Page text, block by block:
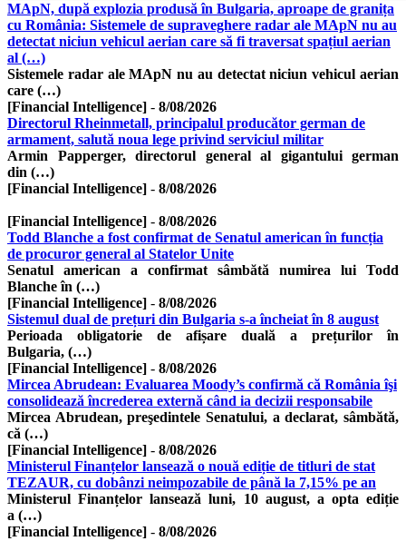
MApN, după explozia produsă în Bulgaria, aproape de granița
cu România: Sistemele de supraveghere radar ale MApN nu au
detectat niciun vehicul aerian care să fi traversat spațiul aerian
al (…)
Sistemele radar ale MApN nu au detectat niciun vehicul aerian
care (…)
[Financial Intelligence] - 8/08/2026
Directorul Rheinmetall, principalul producător german de
armament, salută noua lege privind serviciul militar
Armin Papperger, directorul general al gigantului german
din (…)
[Financial Intelligence] - 8/08/2026
[Financial Intelligence] - 8/08/2026
Todd Blanche a fost confirmat de Senatul american în funcția
de procuror general al Statelor Unite
Senatul american a confirmat sâmbătă numirea lui Todd
Blanche în (…)
[Financial Intelligence] - 8/08/2026
Sistemul dual de prețuri din Bulgaria s-a încheiat în 8 august
Perioada obligatorie de afișare duală a prețurilor în
Bulgaria, (…)
[Financial Intelligence] - 8/08/2026
Mircea Abrudean: Evaluarea Moody’s confirmă că România îşi
consolidează încrederea externă când ia decizii responsabile
Mircea Abrudean, preşedintele Senatului, a declarat, sâmbătă,
că (…)
[Financial Intelligence] - 8/08/2026
Ministerul Finanțelor lansează o nouă ediție de titluri de stat
TEZAUR, cu dobânzi neimpozabile de până la 7,15% pe an
Ministerul Finanțelor lansează luni, 10 august, a opta ediție
a (…)
[Financial Intelligence] - 8/08/2026